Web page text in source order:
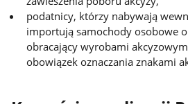
podatnicy, którzy nabywają
importują samochody osobowe
obracający wyrobami
obowiązek oznaczania znakami